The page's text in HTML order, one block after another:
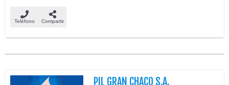
Teléfono Compartir
PIL GRAN CHACO S.A.